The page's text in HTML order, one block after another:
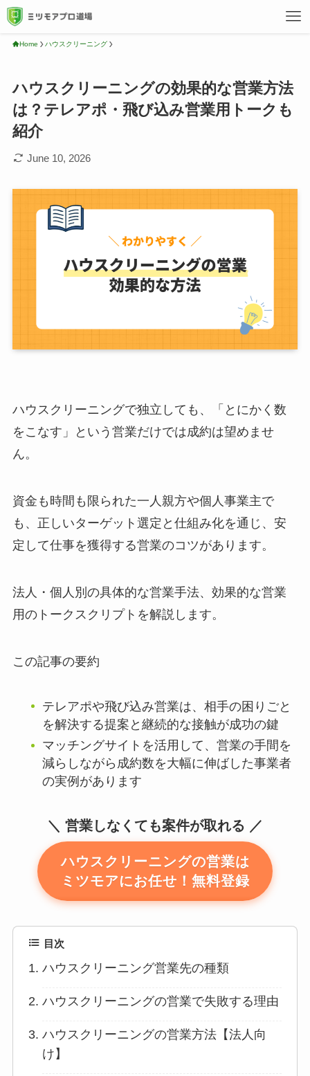
Home ハウスクリーニング
ハウスクリーニングの効果的な営業方法
は？テレアポ・飛び込み営業用トークも
紹介
June 10, 2026
ハウスクリーニングで独立しても、「とにかく数
をこなす」という営業だけでは成約は望めませ
ん。
資金も時間も限られた一人親方や個人事業主で
も、正しいターゲット選定と仕組み化を通じ、安
定して仕事を獲得する営業のコツがあります。
法人・個人別の具体的な営業手法、効果的な営業
用のトークスクリプトを解説します。
この記事の要約
テレアポや飛び込み営業は、相手の困りごと
を解決する提案と継続的な接触が成功の鍵
マッチングサイトを活用して、営業の手間を
減らしながら成約数を大幅に伸ばした事業者
の実例があります
営業しなくても案件が取れる
ハウスクリーニングの営業は
ミツモアにお任せ！無料登録
目次
ハウスクリーニング営業先の種類
ハウスクリーニングの営業で失敗する理由
ハウスクリーニングの営業方法【法人向
け】